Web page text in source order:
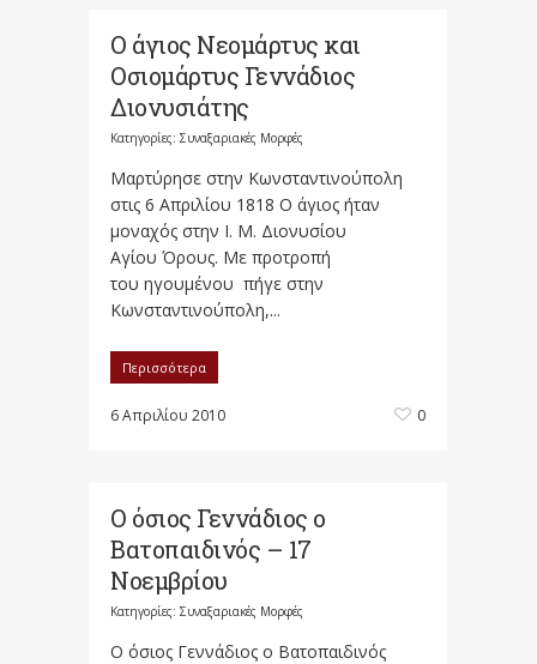
Ο άγιος Νεομάρτυς και
Οσιομάρτυς Γεννάδιος
Διονυσιάτης
Κατηγορίες: Συναξαριακές Μορφές
Μαρτύρησε στην Κωνσταντινούπολη
στις 6 Απριλίου 1818 Ο άγιος ήταν
μοναχός στην Ι. Μ. Διονυσίου
Αγίου Όρους. Με προτροπή
του ηγουμένου πήγε στην
Κωνσταντινούπολη,...
Περισσότερα
6 Απριλίου 2010 0
Ο όσιος Γεννάδιος ο
Βατοπαιδινός – 17
Νοεμβρίου
Κατηγορίες: Συναξαριακές Μορφές
Ο όσιος Γεννάδιος ο Βατοπαιδινός